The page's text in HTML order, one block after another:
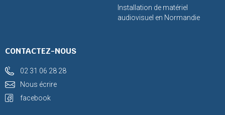
Installation de matériel
audiovisuel en Normandie
CONTACTEZ-NOUS
02 31 06 28 28
Nous écrire
facebook